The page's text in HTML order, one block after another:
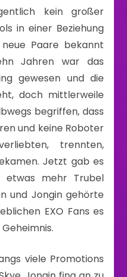
kein großer
in einer Beziehung
Paare bekannt
Jahren war das
gewesen und die
doch mittlerweile
begriffen, dass
und keine Roboter
trennten,
Jetzt gab es
etwas mehr Trubel
und Jongin gehörte
EXO Fans es
viele Promotions